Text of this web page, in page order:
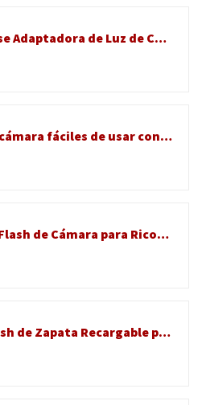
Generic Base Adaptadora de Luz de Camping Versátil, Rosca de 1/4 Pulgadas, Enchufe de Metal Confiable para Linternas BAREBONES, 1 Unidad (SILVER)
Flashes de cámara fáciles de usar con iluminación natural para creadores de contenido, parpadea luz para fotografía
OPPWONG Flash de Cámara para RicohGR, 2 Modos Ajustables Luz de Flash de Zapata para Cámara Digital RicohGR4 GR3, Externo Recargable con Puerto Tipo C
Generic Flash de Zapata Recargable para GR4 GR3 GR3X Brillo Ajustable Ligero para Fotografía Al Aire Libre